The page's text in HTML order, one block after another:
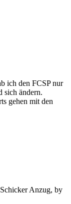
ich den FCSP nur
sich ändern.
gehen mit den
Anzug, by